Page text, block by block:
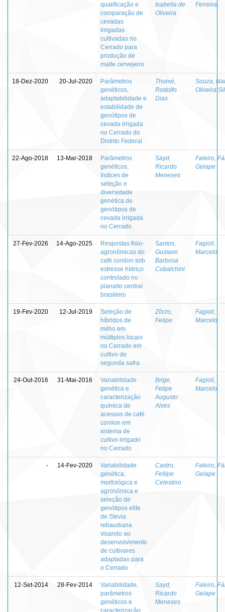
qualificação e
comparação de
cevadas
irrigadas
cultivadas no
Cerrado para
produção de
malte cervejeiro
Isabella de
Oliveira
Ferreira
18-Dez-2020 20-Jul-2020
Parâmetros
genéticos,
adaptabilidade e
estabilidade de
genótipos de
cevada irrigada
no Cerrado do
Distrito Federal
Thomé,
Rodolfo
Dias
Souza,
Oliveira
22-Ago-2018 13-Mar-2018
Parâmetros
genéticos,
índices de
seleção e
diversidade
genética de
genótipos de
cevada irrigada
no Cerrado
Sayd,
Ricardo
Meneses
Faleiro,
Gelape
27-Fev-2026 14-Ago-2025
Respostas fisio-
agronômicas do
café conilon sob
estresse hídrico
controlado no
planalto central
brasileiro
Santos,
Gustavo
Barbosa
Cobalchini
Fagioli,
Marcelo
19-Fev-2020 12-Jul-2019
Seleção de
híbridos de
milho em
múltiplos locais
no Cerrado em
cultivo de
segunda safra
Zôrzo,
Felipe
Fagioli,
Marcelo
24-Out-2016 31-Mai-2016
Variabilidade
genética e
caracterização
química de
acessos de café
conilon em
sistema de
cultivo irrigado
no Cerrado
Brige,
Felipe
Augusto
Alves
Fagioli,
Marcelo
- 14-Fev-2020
Variabilidade
genética,
morfológica e
agronômica e
seleção de
genótipos elite
de Stevia
rebaudiana
visando ao
desenvolvimento
de cultivares
adaptadas para
o Cerrado
Castro,
Fellipe
Celestino
Faleiro,
Gelape
12-Set-2014 28-Fev-2014
Variabilidade,
parâmetros
genéticos e
caracterização
Sayd,
Ricardo
Meneses
Faleiro,
Gelape